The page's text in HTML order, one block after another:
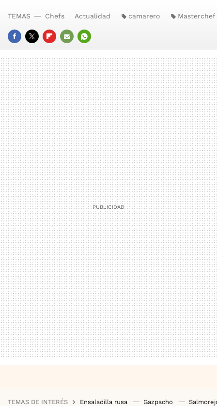
FACEBOOK
TWITTERFLIPBOARD
E-
MAIL
WHATSAPP
TEMAS Chefs Actualidad camarero Masterchef
TEMAS DE INTERÉS Ensaladilla rusa Gazpacho